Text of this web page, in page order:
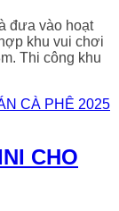
đưa vào hoạt
khu vui chơi
Thi công khu
CHO